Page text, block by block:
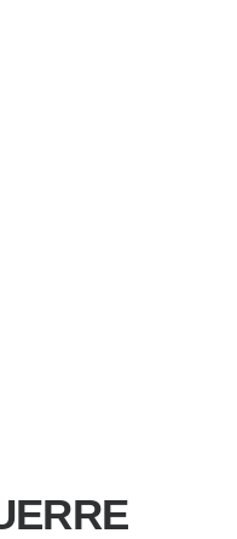
:
MODE
!